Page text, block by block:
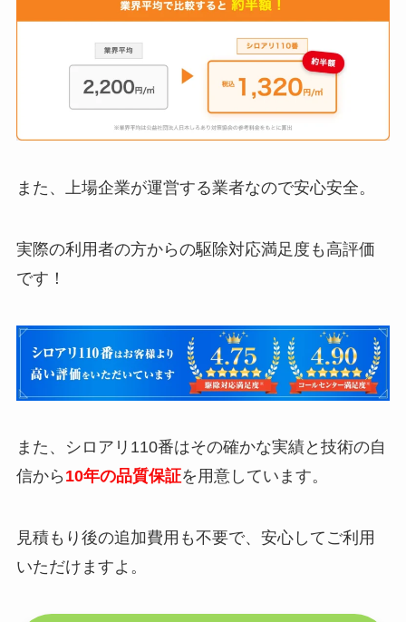
また、上場企業が運営する業者なので安心安全。
実際の利用者の方からの駆除対応満足度も高評価
です！
また、シロアリ110番はその確かな実績と技術の自
信から 10年の品質保証を用意しています。
見積もり後の追加費用も不要で、安心してご利用
いただけますよ。